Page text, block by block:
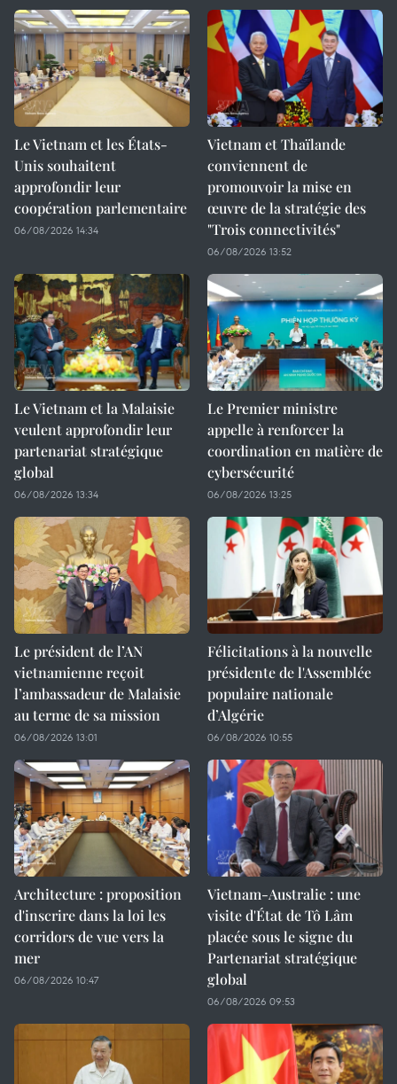
Le Vietnam et les États-
Unis souhaitent
approfondir leur
coopération parlementaire
06/08/2026 14:34
Vietnam et Thaïlande
conviennent de
promouvoir la mise en
œuvre de la stratégie des
"Trois connectivités"
06/08/2026 13:52
Le Vietnam et la Malaisie
veulent approfondir leur
partenariat stratégique
global
06/08/2026 13:34
Le Premier ministre
appelle à renforcer la
coordination en matière de
cybersécurité
06/08/2026 13:25
Le président de l’AN
vietnamienne reçoit
l’ambassadeur de Malaisie
au terme de sa mission
06/08/2026 13:01
Félicitations à la nouvelle
présidente de l'Assemblée
populaire nationale
d’Algérie
06/08/2026 10:55
Architecture : proposition
d'inscrire dans la loi les
corridors de vue vers la
mer
06/08/2026 10:47
Vietnam-Australie : une
visite d'État de Tô Lâm
placée sous le signe du
Partenariat stratégique
global
06/08/2026 09:53